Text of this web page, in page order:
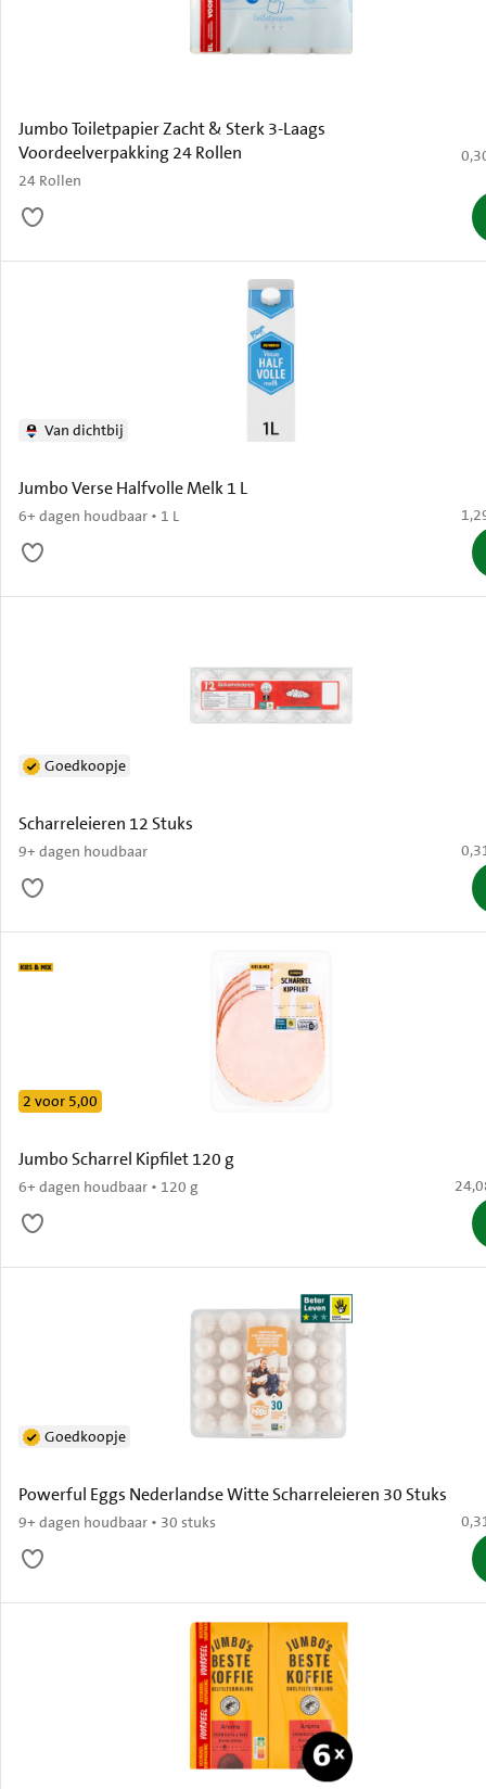
Jumbo Toiletpapier Zacht & Sterk 3-Laags
Voordeelverpakking 24 Rollen
24 Rollen
€
Jumbo Verse Halfvolle Melk 1 L
6+ dagen houdbaar • 1 L
Van dichtbij
€
Scharreleieren 12 Stuks
9+ dagen houdbaar
Goedkoopje
€
Jumbo Scharrel Kipfilet 120 g
6+ dagen houdbaar • 120 g
2 voor 5,00
€
Powerful Eggs Nederlandse Witte Scharreleieren 30 Stuks
9+ dagen houdbaar • 30 stuks
Goedkoopje
€